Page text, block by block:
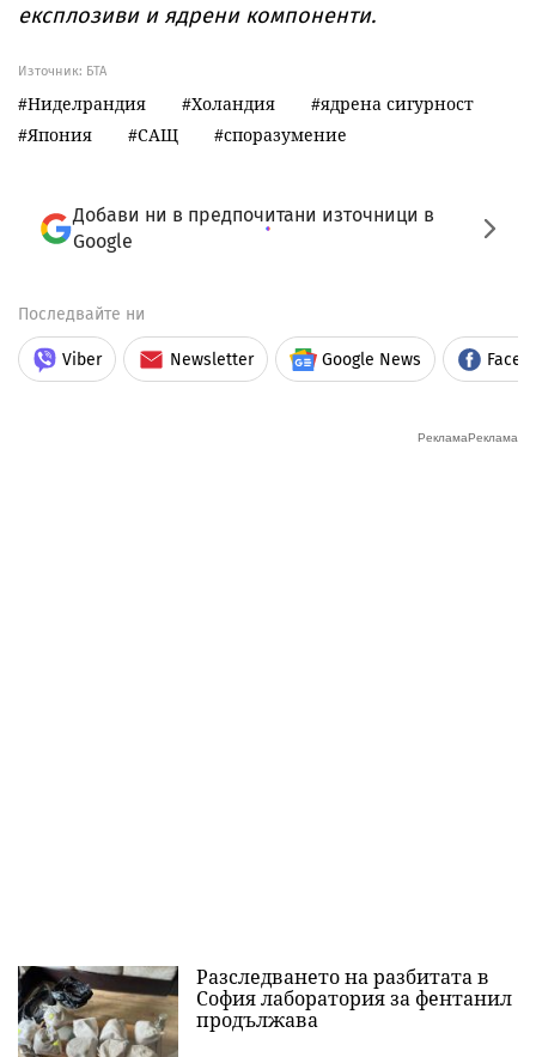
експлозиви и ядрени компоненти.
Източник: БТА
Ниделрандия Холандия
ядрена сигурност
Япония
САЩ споразумение
Добави ни в предпочитани източници в
Google
Последвайте ни
Viber Newsletter Google News
Разследването на разбитата в
София лаборатория за фентанил
продължава